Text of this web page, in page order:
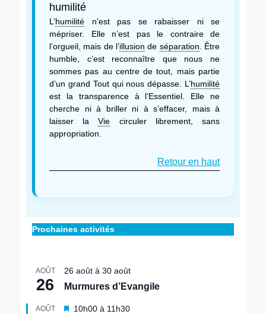
humilité
L’humilité n’est pas se rabaisser ni se
mépriser. Elle n’est pas le contraire de
l’orgueil, mais de l’illusion de séparation . Être
humble, c’est reconnaître que nous ne
sommes pas au centre de tout, mais partie
d’un grand Tout qui nous dépasse. L’humilité
est la transparence à l’Essentiel. Elle ne
cherche ni à briller ni à s’effacer, mais à
laisser laVie circuler librement, sans
appropriation.
Retour en haut
Prochaines activités
AOÛT
26
26 août à 30 août
Murmures d’Evangile
AOÛT
M
10h00 à 11h30